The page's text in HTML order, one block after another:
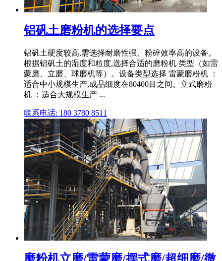
铝矾土磨粉机的选择要点
铝矾土硬度较高,需选择耐磨性强、粉碎效率高的设备。
根据铝矾土的湿度和粒度,选择合适的磨粉机 类型（如雷
蒙磨、立磨、球磨机等）。设备类型选择 雷蒙磨粉机 ：
适合中小规模生产,成品细度在80400目之间。立式磨粉
机 ：适合大规模生产 ...
联系电话: 180 3780 8511